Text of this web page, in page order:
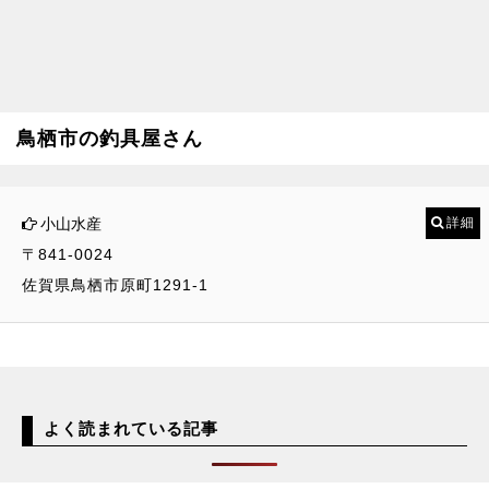
鳥栖市の釣具屋さん
小山水産
〒841-0024
佐賀県鳥栖市原町1291-1
詳細
よく読まれている記事